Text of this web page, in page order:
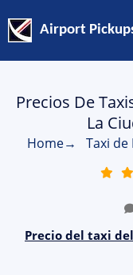
Airport
Precios De
La
Home→ Taxi
Precio del taxi